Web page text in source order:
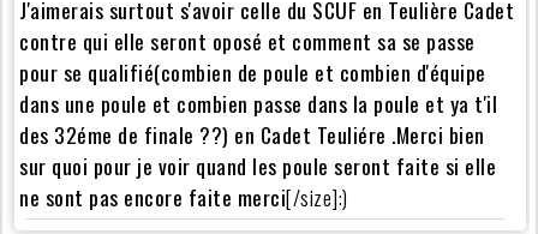
J'aimerais surtout s'avoir celle du SCUF en Teulière Cadet
contre qui elle seront oposé et comment sa se passe
pour se qualifié(combien de poule et combien d'équipe
dans une poule et combien passe dans la poule et ya t'il
des 32éme de finale ??) en Cadet Teuliére .Merci bien
sur quoi pour je voir quand les poule seront faite si elle
ne sont pas encore faite merci[/size]:)